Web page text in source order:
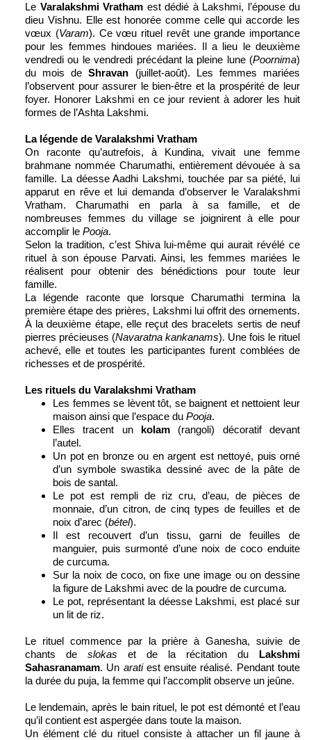
Le Varalakshmi Vratham est dédié à Lakshmi, l’épouse du
dieu Vishnu. Elle est honorée comme celle qui accorde les
vœux (Varam). Ce vœu rituel revêt une grande importance
pour les femmes hindoues mariées. Il a lieu le deuxième
vendredi ou le vendredi précédant la pleine lune (Poornima)
du mois deShravan (juillet-août). Les femmes mariées
l’observent pour assurer le bien-être et la prospérité de leur
foyer. Honorer Lakshmi en ce jour revient à adorer les huit
formes de l’Ashta Lakshmi.
La légende de Varalakshmi Vratham
On raconte qu’autrefois, à Kundina, vivait une femme
brahmane nommée Charumathi, entièrement dévouée à sa
famille. La déesse Aadhi Lakshmi, touchée par sa piété, lui
apparut en rêve et lui demanda d’observer le Varalakshmi
Vratham. Charumathi en parla à sa famille, et de
nombreuses femmes du village se joignirent à elle pour
accomplir le Pooja.
Selon la tradition, c’est Shiva lui-même qui aurait révélé ce
rituel à son épouse Parvati. Ainsi, les femmes mariées le
réalisent pour obtenir des bénédictions pour toute leur
famille.
La légende raconte que lorsque Charumathi termina la
première étape des prières, Lakshmi lui offrit des ornements.
À la deuxième étape, elle reçut des bracelets sertis de neuf
pierres précieuses (Navaratna kankanams). Une fois le rituel
achevé, elle et toutes les participantes furent comblées de
richesses et de prospérité.
Les rituels du Varalakshmi Vratham
Les femmes se lèvent tôt, se baignent et nettoient leur
maison ainsi que l’espace du Pooja.
Elles tracent un kolam (rangoli) décoratif devant
l’autel.
Un pot en bronze ou en argent est nettoyé, puis orné
d’un symbole swastika dessiné avec de la pâte de
bois de santal.
Le pot est rempli de riz cru, d’eau, de pièces de
monnaie, d’un citron, de cinq types de feuilles et de
noix d’arec (bétel).
Il est recouvert d’un tissu, garni de feuilles de
manguier, puis surmonté d’une noix de coco enduite
de curcuma.
Sur la noix de coco, on fixe une image ou on dessine
la figure de Lakshmi avec de la poudre de curcuma.
Le pot, représentant la déesse Lakshmi, est placé sur
un lit de riz.
Le rituel commence par la prière à Ganesha, suivie de
chants de slokas et de la récitation du Lakshmi
Sahasranamam. Un aratiest ensuite réalisé. Pendant toute
la durée du puja, la femme qui l’accomplit observe un jeûne.
Le lendemain, après le bain rituel, le pot est démonté et l’eau
qu’il contient est aspergée dans toute la maison.
Un élément clé du rituel consiste à attacher un fil jaune à